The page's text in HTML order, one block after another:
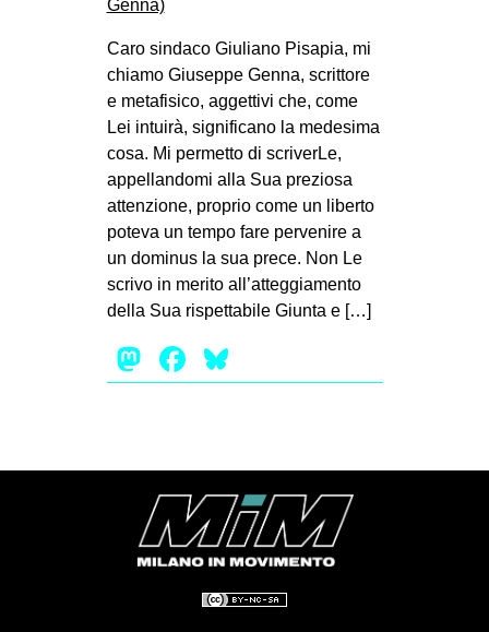
Caro sindaco Giuliano Pisapia, mi
chiamo Giuseppe Genna, scrittore
e metafisico, aggettivi che, come
Lei intuirà, significano la medesima
cosa. Mi permetto di scriverLe,
appellandomi alla Sua preziosa
attenzione, proprio come un liberto
poteva un tempo fare pervenire a
un dominus la sua prece. Non Le
scrivo in merito all’atteggiamento
della Sua rispettabile Giunta e […]
Mastodon
Facebook